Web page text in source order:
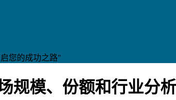
您的成功之路"
规模、份额和行业分